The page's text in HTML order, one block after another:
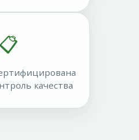
📋
качества